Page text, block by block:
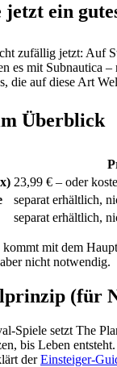
ein
zufällig jetzt: Auf
es mit Subnautica
die auf diese Art
Überblick
23,99 € – oder
separat erhältlich,
separat erhältlich,
mit dem
nicht notwendig.
(für
Spiele setzt The
bis Leben
derEinsteiger-